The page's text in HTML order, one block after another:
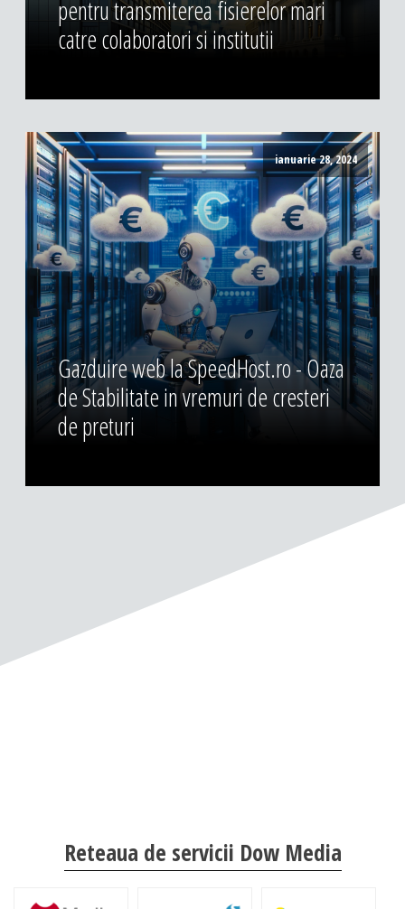
pentru transmiterea fisierelor mari
catre colaboratori si institutii
ianuarie 28, 2024
Gazduire web la SpeedHost.ro - Oaza
de Stabilitate in vremuri de cresteri
de preturi
Reteaua de servicii Dow Media